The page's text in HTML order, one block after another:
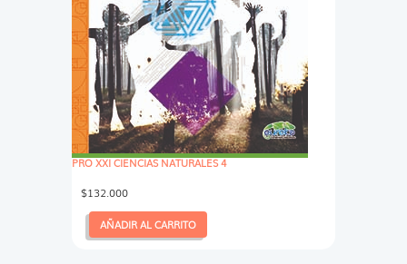
PRO XXI CIENCIAS NATURALES 4
$132.000
AÑADIR AL CARRITO